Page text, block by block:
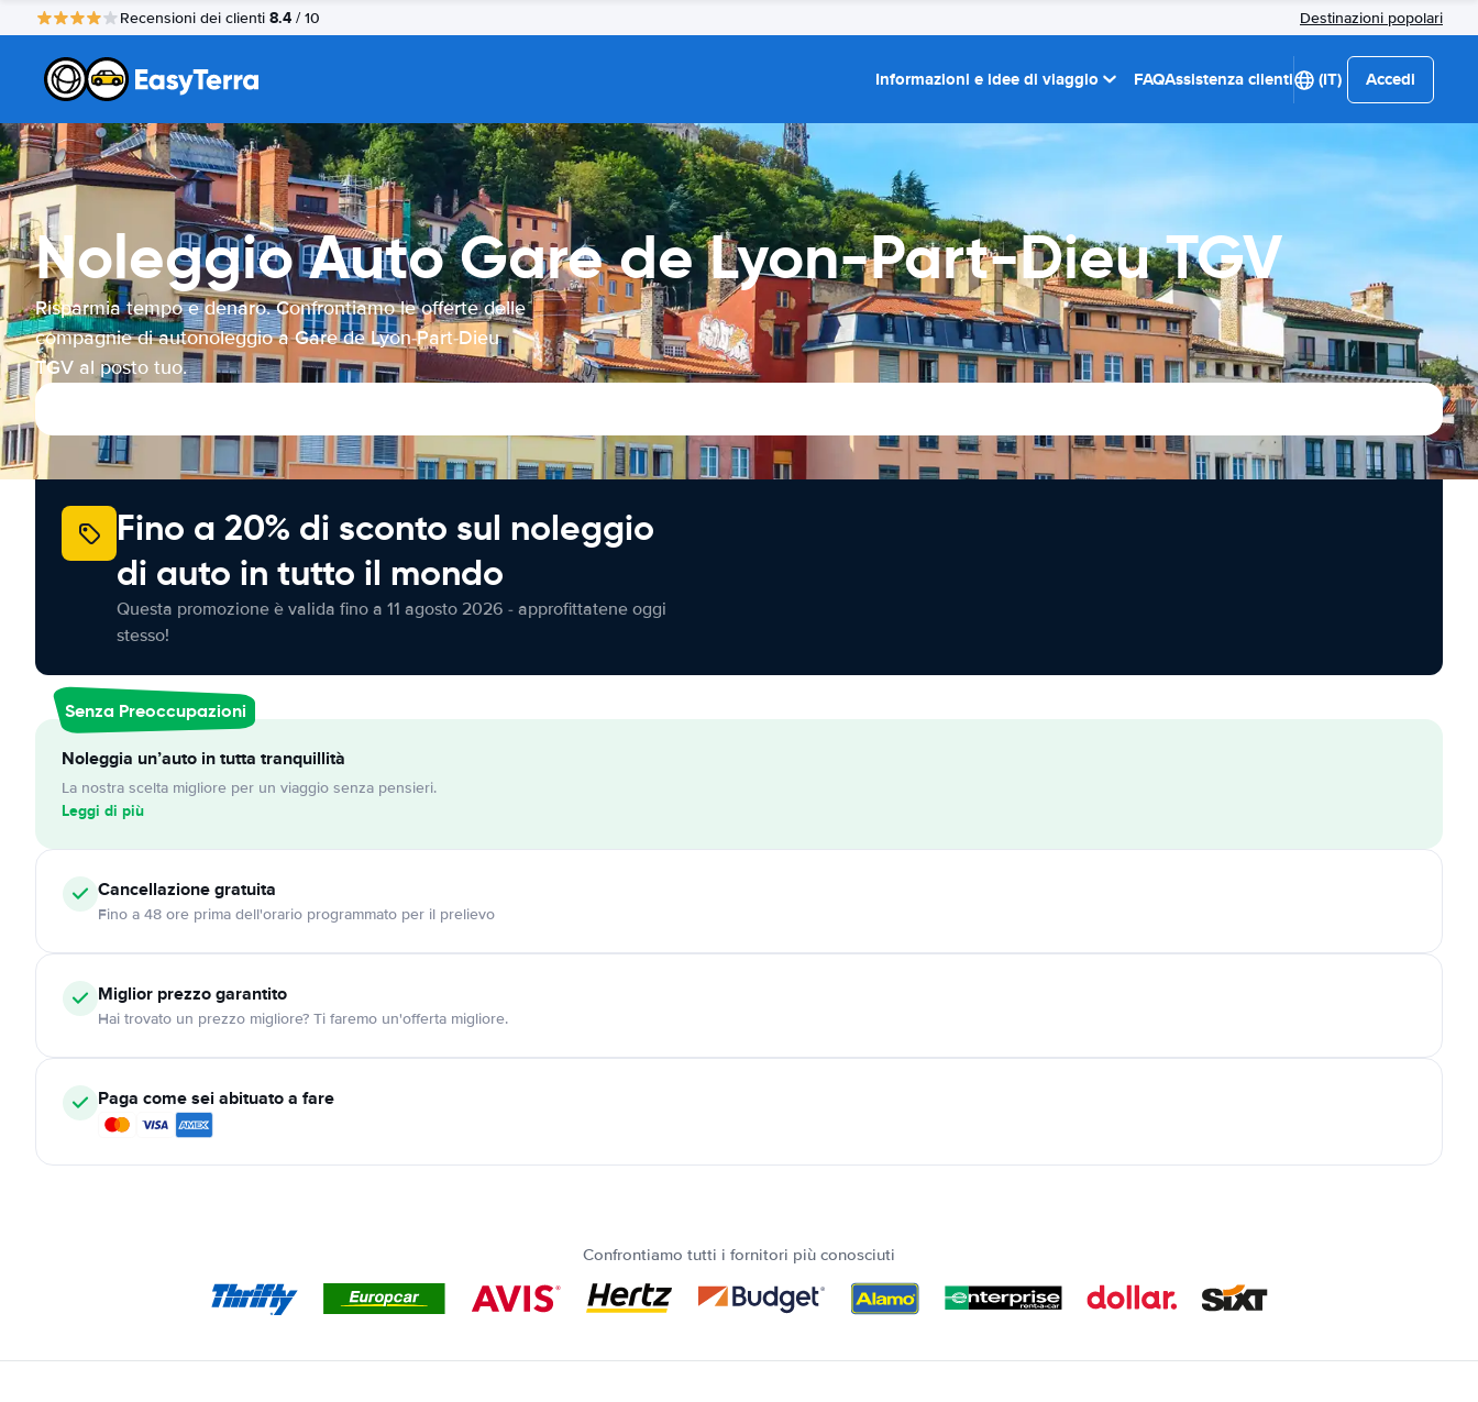
Recensioni dei clienti 8.4 / 10 Destinazioni popolari
Informazioni e idee di viaggio FAQAssistenza clienti (IT) Accedi
Noleggio Auto Gare de Lyon-Part-Dieu TGV
Risparmia tempo e denaro. Confrontiamo le offerte delle
compagnie di autonoleggio a Gare de Lyon-Part-Dieu
TGV al posto tuo.
Fino a 20% di sconto sul noleggio
di auto in tutto il mondo
Questa promozione è valida fino a 11 agosto 2026 - approfittatene oggi
stesso!
Senza Preoccupazioni
Noleggia un’auto in tutta tranquillità
La nostra scelta migliore per un viaggio senza pensieri.
Leggi di più
Cancellazionegratuita
Fino a 48 ore prima dell'orario programmato per il prelievo
Miglior prezzo garantito
Hai trovato un prezzo migliore? Ti faremo un'offerta migliore.
Paga come sei abituato a fare
Confrontiamo tutti i fornitori più conosciuti